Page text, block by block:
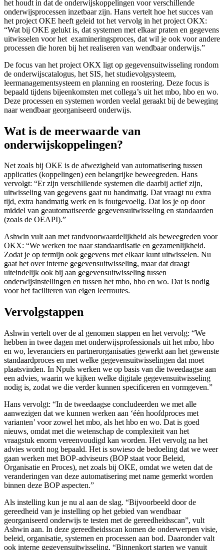
het houdt in dat de onderwijskoppelingen voor verschillende
onderwijsprocessen inzetbaar zijn. Hans vertelt hoe het succes van
het project OKE heeft geleid tot het vervolg in het project OKX:
“Wat bij OKE gelukt is, dat systemen met elkaar praten en gegevens
uitwisselen voor het examineringsproces, dat wil je ook voor andere
processen die horen bij het realiseren van wendbaar onderwijs.”
De focus van het project OKX ligt op gegevensuitwisseling rondom
de onderwijscatalogus, het SIS, het studievolgsysteem,
leermanagementsysteem en planning en roostering. Deze focus is
bepaald tijdens bijeenkomsten met collega’s uit het mbo, hbo en wo.
Deze processen en systemen worden veelal geraakt bij de beweging
naar wendbaar georganiseerd onderwijs.
Wat is de meerwaarde van
onderwijskoppelingen?
Net zoals bij OKE is de afwezigheid van automatisering tussen
applicaties (koppelingen) een belangrijke beweegreden. Hans
vervolgt: “Er zijn verschillende systemen die daarbij actief zijn,
uitwisseling van gegevens gaat nu handmatig. Dat vraagt nu extra
tijd, extra handmatig werk en is foutgevoelig. Dat los je op door
middel van geautomatiseerde gegevensuitwisseling en standaarden
(zoals de OEAPI).”
Ashwin vult aan met randvoorwaardelijkheid als beweegreden voor
OKX: “We werken toe naar standaardisatie en gezamenlijkheid.
Zodat je op termijn ook gegevens met elkaar kunt uitwisselen. Nu
gaat het over interne gegevensuitwisseling, maar dat draagt
uiteindelijk ook bij aan gegevensuitwisseling tussen
onderwijsinstellingen en tussen het mbo, hbo en wo. Dat is nodig
voor het faciliteren van eigen leerroutes.
Vervolgstappen
Ashwin vertelt over de al genomen stappen en het vervolg: “We
hebben in twee dagen met onderwijsprofessionals uit het mbo, hbo
en wo, leveranciers en partnerorganisaties gewerkt aan het gewenste
standaardproces en met welke gegevensuitwisselingen dat moet
plaatsvinden. In Npuls werken we op basis van die tweedaagse aan
een advies, waarin we kijken welke digitale gegevensuitwisseling
nodig is, zodat we die verder kunnen specificeren en vormgeven.”
Hans vervolgt: “In de tweedaagse concludeerden we met alle
aanwezigen dat we kunnen werken aan ‘één hoofdproces met
varianten’ voor zowel het mbo, als het hbo en wo. Dat is goed
nieuws, omdat met die wetenschap de complexiteit van het
vraagstuk enorm vereenvoudigd kan worden. Het vervolg na het
advies wordt nog bepaald. Het is sowieso de bedoeling dat we weer
gaan werken met BOP-adviseurs (BOP staat voor Beleid,
Organisatie en Proces), net zoals bij OKE, omdat we weten dat de
veranderingen van deze automatisering met name gemerkt worden
binnen deze BOP aspecten.”
Als instelling kun je nu al aan de slag. “Bijvoorbeeld door de
gereedheid van je instelling op het gebied van wendbaar
georganiseerd onderwijs te testen met de gereedheidsscan”, vult
Ashwin aan. In deze gereedheidsscan komen de onderwerpen visie,
beleid, organisatie, systemen en processen aan bod. Daaronder valt
ook interne gegevensuitwisseling. “Binnenkort starten we vanuit